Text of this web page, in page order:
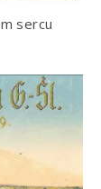
sercu